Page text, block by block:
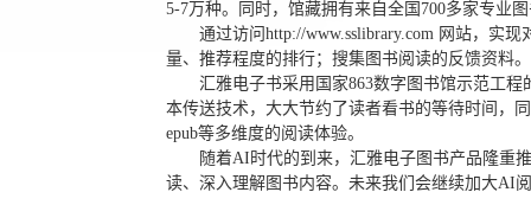
5-7万种。同时，馆藏拥有来自全国700多家专业
通过访问http://www.sslibrary.com 网站，实
量、推荐程度的排行；搜集图书阅读的反馈资料。
汇雅电子书采用国家863数字图书馆示范工
本传送技术，大大节约了读者看书的等待时间，
epub等多维度的阅读体验。
随着AI时代的到来，汇雅电子图书产品隆重
读、深入理解图书内容。未来我们会继续加大AI